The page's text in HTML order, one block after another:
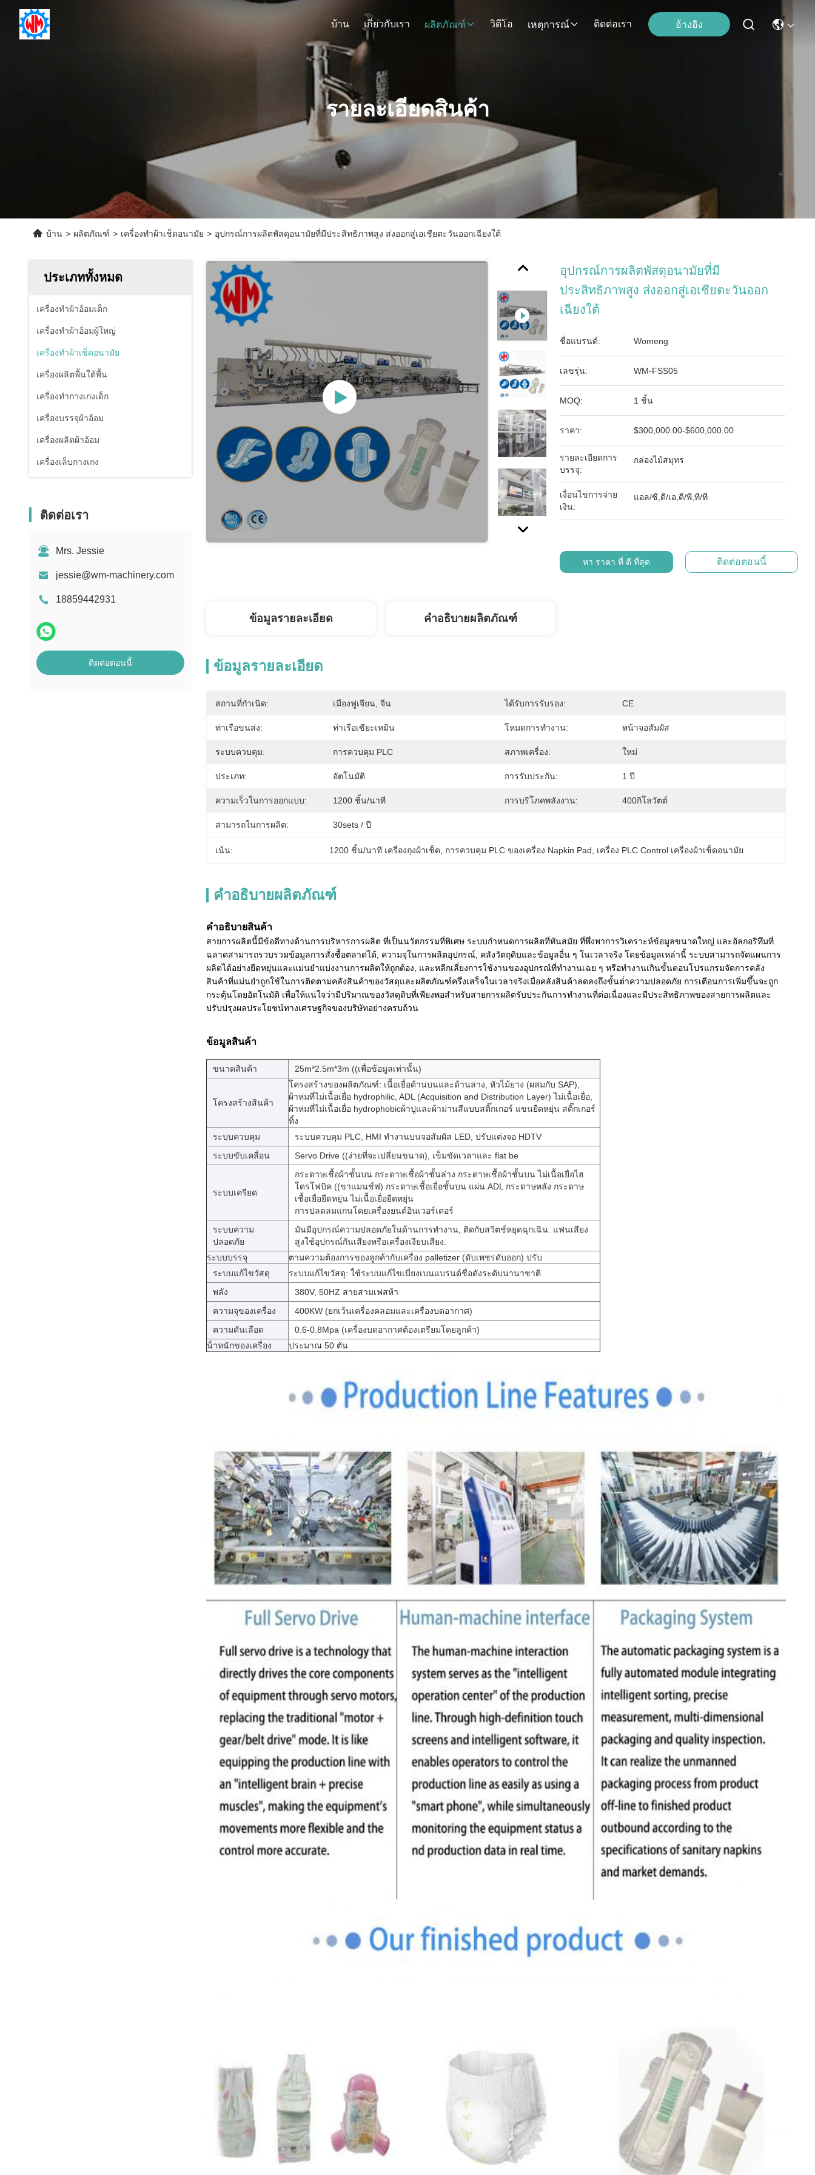
บ้าน เกี่ยวกับเรา ผลิตภัณฑ์ วิดีโอ เหตุการณ์ ติดต่อเรา อ้างอิง
รายละเอียดสินค้า
บ้าน > ผลิตภัณฑ์ > เครื่องทําผ้าเช็ดอนามัย > อุปกรณ์การผลิตพัสดุอนามัยที่มีประสิทธิภาพสูง ส่งออกสู่เอเชียตะวันออกเฉียงใต้
ประเภททั้งหมด
เครื่องทำผ้าอ้อมเด็ก
เครื่องทําผ้าอ้อมผู้ใหญ่
เครื่องทําผ้าเช็ดอนามัย
เครื่องผลิตพื้นใต้พื้น
เครื่องทํากางเกงเด็ก
เครื่องบรรจุผ้าอ้อม
เครื่องผลิตผ้าอ้อม
เครื่องเล็บกางเกง
ติดต่อเรา
Mrs. Jessie
jessie@wm-machinery.com
18859442931
ติดต่อตอนนี้
อุปกรณ์การผลิตพัสดุอนามัยที่มี
ประสิทธิภาพสูง ส่งออกสู่เอเชียตะวันออก
เฉียงใต้
ชื่อแบรนด์: Womeng
เลขรุ่น: WM-FSS05
MOQ: 1 ชิ้น
ราคา: $300,000.00-$600,000.00
รายละเอียดการ
บรรจุ:
กล่องไม้สมุทร
เงื่อนไขการจ่าย
เงิน:
แอล/ซี,ดี/เอ,ดี/พี,ที/ที
หา ราคา ที่ ดี ที่สุด ติดต่อตอนนี้
ข้อมูลรายละเอียด คำอธิบายผลิตภัณฑ์
ข้อมูลรายละเอียด
สถานที่กำเนิด: เมืองฟูเจียน, จีน ได้รับการรับรอง: CE
ท่าเรือขนส่ง: ท่าเรือเซียะเหมิน โหมดการทำงาน: หน้าจอสัมผัส
ระบบควบคุม: การควบคุม PLC สภาพเครื่อง: ใหม่
ประเภท: อัตโนมัติ การรับประกัน: 1 ปี
ความเร็วในการออกแบบ: 1200 ชิ้น/นาที การบริโภคพลังงาน: 400กิโลวัตต์
สามารถในการผลิต: 30sets / ปี
เน้น: 1200 ชิ้น/นาที เครื่องถุงผ้าเช็ด การควบคุม PLC ของเครื่อง Napkin Pad เครื่อง PLC Control เครื่องผ้าเช็ดอนามัย
คำอธิบายผลิตภัณฑ์
คําอธิบายสินค้า
สายการผลิตนี้มีข้อดีทางด้านการบริหารการผลิต ที่เป็นนวัตกรรมที่พิเศษ ระบบกําหนดการผลิตที่ทันสมัย ที่พึ่งพาการวิเคราะห์ข้อมูลขนาดใหญ่ และอัลกอริทึมที่
ฉลาดสามารถรวบรวมข้อมูลการสั่งซื้อตลาดได้, ความจุในการผลิตอุปกรณ์, คลังวัตถุดิบและข้อมูลอื่น ๆ ในเวลาจริง โดยข้อมูลเหล่านี้ ระบบสามารถจัดแผนการ
ผลิตได้อย่างยืดหยุ่นและแม่นยําแบ่งงานการผลิตให้ถูกต้อง, และหลีกเลี่ยงการใช้งานของอุปกรณ์ที่ทํางานเฉย ๆ หรือทํางานเกินขั้นตอนโปรแกรมจัดการคลัง
สินค้าที่แม่นยําถูกใช้ในการติดตามคลังสินค้าของวัสดุและผลิตภัณฑ์ครึ่งเสร็จในเวลาจริงเมื่อคลังสินค้าลดลงถึงขั้นต่ําความปลอดภัย การเตือนการเพิ่มขึ้นจะถูก
กระตุ้นโดยอัตโนมัติ เพื่อให้แน่ใจว่ามีปริมาณของวัสดุดิบที่เพียงพอสําหรับสายการผลิตรับประกันการทํางานที่ต่อเนื่องและมีประสิทธิภาพของสายการผลิตและ
ปรับปรุงผลประโยชน์ทางเศรษฐกิจของบริษัทอย่างครบถ้วน
ข้อมูลสินค้า
ขนาดสินค้า 25m*2.5m*3m ((เพื่อข้อมูลเท่านั้น)
โครงสร้างสินค้า
โครงสร้างของผลิตภัณฑ์: เนื้อเยื่อด้านบนและด้านล่าง, หัวไม้ยาง (ผสมกับ SAP),
ผ้าห่มที่ไม่เนื้อเยื่อ hydrophilic, ADL (Acquisition and Distribution Layer) ไม่เนื้อเยื่อ,
ผ้าห่มที่ไม่เนื้อเยื่อ hydrophobicผ้าปูและผ้าม่านสีแบบสติ๊กเกอร์ แขนยืดหยุ่น สติ๊กเกอร์
ทิ้ง
ระบบควบคุม
ระบบควบคุม PLC, HMI ทํางานบนจอสัมผัส LED, ปรับแต่งจอ HDTV
ระบบขับเคลื่อน
Servo Drive ((ง่ายที่จะเปลี่ยนขนาด), เข็มขัดเวลาและ flat be
ระบบเครียด
กระดาษเชื้อผ้าชั้นบน กระดาษเชื้อผ้าชั้นล่าง กระดาษเชื้อผ้าชั้นบน ไม่เนื้อเยื่อไฮ
โดรโฟบิค ((ขาแมนช์ฟ) กระดาษเชื้อเยื่อชั้นบน แผ่น ADL กระดาษหลัง กระดาษ
เชื้อเยื่อยืดหยุ่น ไม่เนื้อเยื่อยืดหยุ่น
การปลดลมแกนโดยเครื่องยนต์อินเวอร์เตอร์
ระบบความ
ปลอดภัย
มันมีอุปกรณ์ความปลอดภัยในด้านการทํางาน, ติดกับสวิตช์หยุดฉุกเฉิน. แฟนเสียง
สูงใช้อุปกรณ์กันเสียงหรือเครื่องเงียบเสียง.
ระบบบรรจุ
ตามความต้องการของลูกค้ากับเครื่อง palletizer (ดับเพชรดับออก) ปรับ
ระบบแก้ไขวัสดุ
ระบบแก้ไขวัสดุ: ใช้ระบบแก้ไขเบี่ยงเบนแบรนด์ชื่อดังระดับนานาชาติ
พลัง
380V, 50HZ สายสามเฟสห้า
ความจุของเครื่อง
400KW (ยกเว้นเครื่องคลอมและเครื่องบดอากาศ)
ความดันเลือด
0.6-0.8Mpa (เครื่องบดอากาศต้องเตรียมโดยลูกค้า)
น้ําหนักของเครื่อง
ประมาณ 50 ตัน